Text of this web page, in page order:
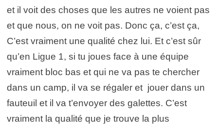
et il voit des choses que les autres ne voient pas
et que nous, on ne voit pas. Donc ça, c’est ça,
C’est vraiment une qualité chez lui. Et c’est sûr
qu’en Ligue 1, si tu joues face à une équipe
vraiment bloc bas et qui ne va pas te chercher
dans un camp, il va se régaler et jouer dans un
fauteuil et il va t’envoyer des galettes. C’est
vraiment la qualité que je trouve la plus